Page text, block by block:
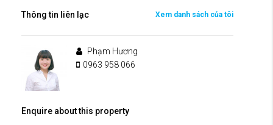
Thông tin liên lạc Xem danh sách của tôi
Phạm Hương
0963 958 066
Enquire about this property